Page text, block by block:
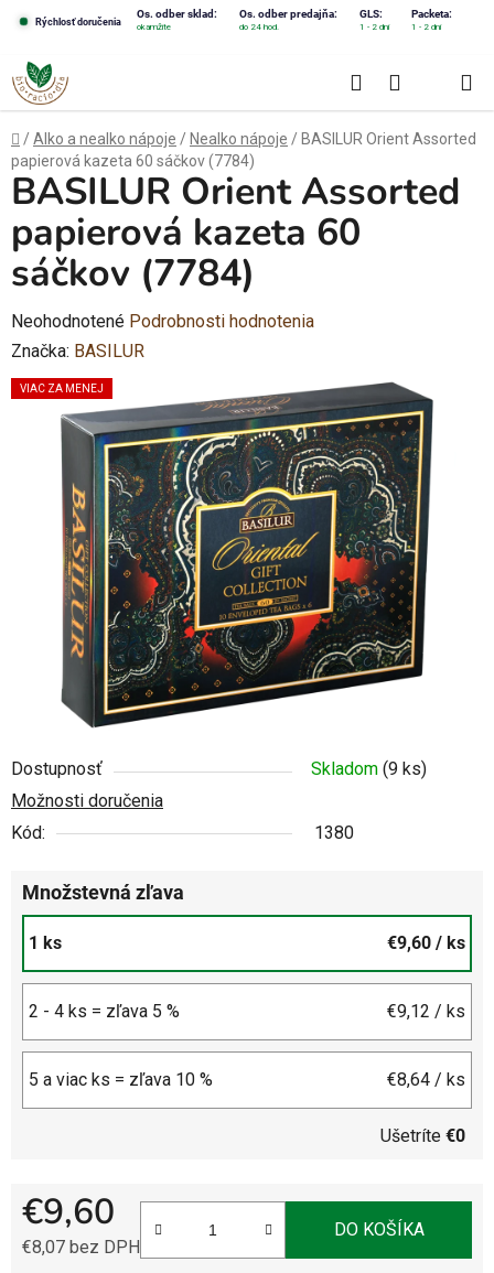
obsah
Rýchlosť doručenia
Os. odber sklad: Os. odber predajňa: GLS: Packeta:
okamžite do 24 hod. 1 - 2 dni 1 - 2 dni
Hľadať
KOŠÍK
Domov
/Alko a nealko nápoje / Nealko nápoje / BASILUR Orient Assorted
papierová kazeta 60 sáčkov (7784)
Dostupnosť Skladom (9 ks)
Možnosti doručenia
Kód:
1380
Množstevná zľava
1 ks €9,60 / ks
2 - 4 ks = zľava 5 % €9,12 / ks
5 a viac ks = zľava 10 % €8,64 / ks
Ušetríte €0
€9,60
€8,07 bez DPH
DO KOŠÍKA
BASILUR Orient Assorted
papierová kazeta 60
sáčkov (7784)
Priemerné
hodnotenie
produktu
hviezdičiek.
Neohodnotené Podrobnosti hodnotenia
Značka: BASILUR
VIAC ZA MENEJ